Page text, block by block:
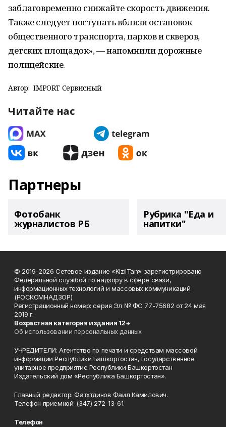
заблаговременно снижайте скорость движения.
Также следует поступать вблизи остановок
общественного транспорта, парков и скверов,
детских площадок», — напомнили дорожные
полицейские.
Автор: IMPORT Сервисный
Читайте нас
Партнеры
Фотобанк
журналистов РБ
Рубрика "Еда и
напитки"
© 2019-2026 Сетевое издание «KizilTan» зарегистрировано
Федеральной службой по надзору в сфере связи,
информационных технологий и массовых коммуникаций
(РОСКОМНАДЗОР)
Регистрационный номер: серия Эл № ФС 77-75682 от 24 мая
2019 г.
Возрастная категория издания 12+
Об использовании персональных данных
УЧРЕДИТЕЛИ: Агентство по печати и средствам массовой
информации Республики Башкортостан, Государственное
унитарное предприятие Республики Башкортостан
Издательский дом «Республика Башкортостан».
Главный редактор: Фатхтдинов Фаил Камилович.
Телефон приемной: (347) 272-13-61.
Телефон